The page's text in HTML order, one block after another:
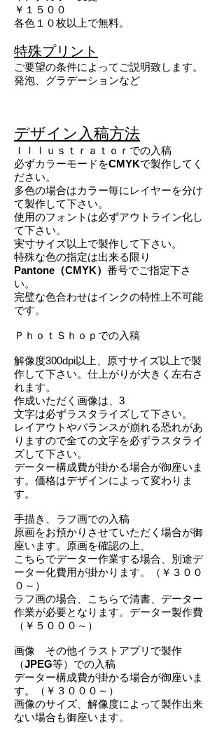
￥１５００
各色１０枚以上で無料。
特殊プリント
ご要望の条件によってご説明致します。
発泡、グラデーションなど
デザイン入稿方法
Ｉｌｌｕｓｔｒａｔｏｒでの入稿
必ずカラーモードをCMYKで製作してく
ださい。
多色の場合はカラー毎にレイヤーを分け
て製作して下さい。
使用のフォントは必ずアウトライン化し
て下さい。
実寸サイズ以上で製作して下さい。
特殊な色の指定は出来る限り
Pantone（CMYK） 番号でご指定下さ
い。
完璧な色合わせはインクの特性上不可能
です。
ＰｈｏｔＳｈｏｐでの入稿
解像度300dpi以上、原寸サイズ以上で製
作して下さい。仕上がりが大きく左右さ
れます。
作成いただく画像は、3
文字は必ずラスタライズして下さい。
レイアウトやバランスが崩れる恐れがあ
りますので全ての文字を必ずラスタライ
ズして下さい。
データー構成費が掛かる場合が御座いま
す。価格はデザインによって変わりま
す。
手描き、ラフ画での入稿
原画をお預かりさせていただく場合が御
座います。原画を確認の上、
こちらでデーター作業する場合、別途デ
ーター化費用が掛かります。（￥３００
０～）
​ラフ画の場合、こちらで清書、データー
作業が必要となります。データー製作費
（￥５０００～）
画像 その他イラストアプリで製作
（JPEG等）での入稿
データー構成費が掛かる場合が御座いま
す。（￥３０００～）
画像のサイズ、解像度によって製作出来
ない場合も御座います。